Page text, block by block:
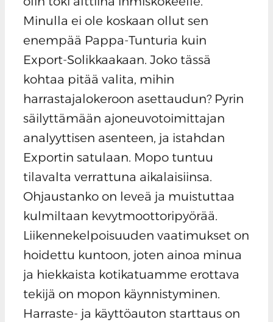
Minulla ei ole koskaan ollut sen
enempää Pappa-Tunturia kuin
Export-Solikkaakaan. Joko tässä
kohtaa pitää valita, mihin
harrastajalokeroon asettaudun? Pyrin
säilyttämään ajoneuvotoimittajan
analyyttisen asenteen, ja istahdan
Exportin satulaan. Mopo tuntuu
tilavalta verrattuna aikalaisiinsa.
Ohjaustanko on leveä ja muistuttaa
kulmiltaan kevytmoottoripyörää.
Liikennekelpoisuuden vaatimukset on
hoidettu kuntoon, joten ainoa minua
ja hiekkaista kotikatuamme erottava
tekijä on mopon käynnistyminen.
Harraste- ja käyttöauton starttaus on